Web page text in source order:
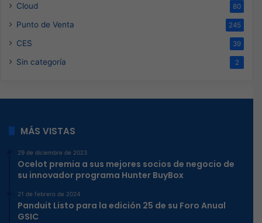
Cloud 80
Punto de Venta 245
CES 39
Sin categoría 2
MÁS VISTAS
29 de diciembre de 2023
Ocelot premia a sus mejores socios de negocio de
su innovador programa Hunter BuyBox
21 de febrero de 2024
Panduit Listo para la edición 25 de su Foro Anual
GSIC